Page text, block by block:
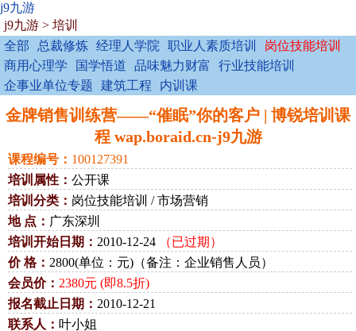
j9九游
j9九游 > 培训
全部
总裁修炼 经理人学院 职业人素质培训
岗位技能培训
商用心理学
国学悟道 品味魅力财富
行业技能培训
企事业单位专题
建筑工程 内训课
金牌销售训练营——“催眠”你的客户 | 博锐培训课
程 wap.boraid.cn-j9九游
课程编号： 100127391
培训属性： 公开课
培训分类： 岗位技能培训 / 市场营销
地 点： 广东深圳
培训开始日期： 2010-12-24
（已过期）
价 格： 2800(单位：元)（备注：企业销售人员）
会员价： 2380元 (即8.5折)
报名截止日期： 2010-12-21
联系人： 叶小姐